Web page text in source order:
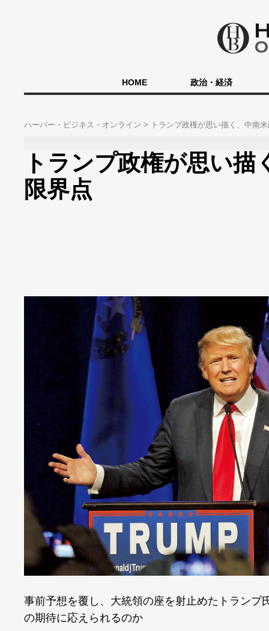
HOME 政治・経済
ハーバー・ビジネス・オンライン トランプ政権が思い描く、中南
トランプ政権が思い描
限界点
事前予想を覆し、大統領の座を射止めたトランプ
の期待に応えられるのか